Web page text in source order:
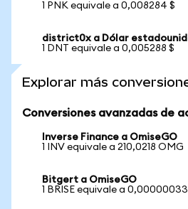
1 PNK equivale a 0,008284 $
district0x a Dólar
1 DNT equivale a 0,005288 $
Explorar más
Conversiones avanzadas de
Inverse Finance a OmiseGO
1 INV equivale a 210,0218 OMG
Bitgert a OmiseGO
1 BRISE equivale a